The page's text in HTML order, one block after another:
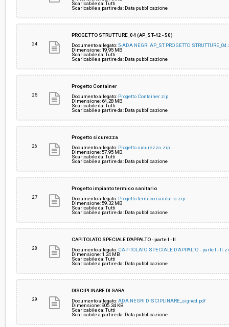
Scaricabile da: Tutti
Scaricabile a partire da: Data pubblicazione
24
PROGETTO STRUTTURE_04 (AP_ST-42 - 50)
Documento allegato:5-ADA NEGRI AP_ST PROGETTO
Dimensione: 19.95 MB
Scaricabile da: Tutti
Scaricabile a partire da: Data pubblicazione
25
Progetto Container
Documento allegato: Progetto Container.zip
Dimensione: 64.28 MB
Scaricabile da: Tutti
Scaricabile a partire da: Data pubblicazione
26
Progetto sicurezza
Documento allegato: Progetto sicurezza.zip
Dimensione: 57.95 MB
Scaricabile da: Tutti
Scaricabile a partire da: Data pubblicazione
27
Progetto impianto termico sanitario
Documento allegato: Progetto termico sanitario.zip
Dimensione: 59.32 MB
Scaricabile da: Tutti
Scaricabile a partire da: Data pubblicazione
28
CAPITOLATO SPECIALE D’APPALTO - parte I - II
Documento allegato: CAPITOLATO SPECIALE D’APPALTO - parte I -
Dimensione: 1.24 MB
Scaricabile da: Tutti
Scaricabile a partire da: Data pubblicazione
29
DISCIPLINARE DI GARA
Documento allegato:ADA NEGRI DISCIPLINARE_signed.pdf
Dimensione: 905.34 KB
Scaricabile da: Tutti
Scaricabile a partire da: Data pubblicazione